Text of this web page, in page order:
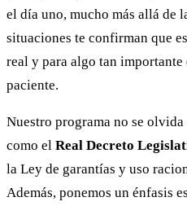
el día uno, mucho más allá de
situaciones te confirman que
real y para algo tan
paciente.
Nuestro programa no se
como el Real Decreto
la Ley de garantías y uso
Además, ponemos un énfasis